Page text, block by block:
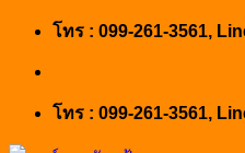
Skip
โทร : 099-261-3561,
โทร : 099-261-3561,